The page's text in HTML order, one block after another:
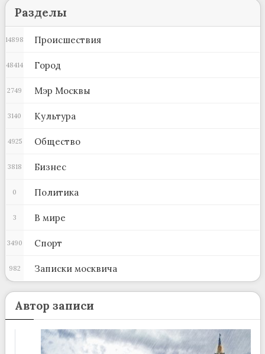
Разделы
Происшествия
14898
Город
48414
Мэр Москвы
2749
Культура
3140
Общество
4925
Бизнес
3818
Политика
0
В мире
3
Спорт
3490
Записки москвича
982
Автор записи